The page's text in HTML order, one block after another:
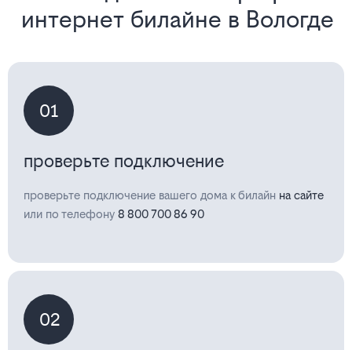
интернет билайне в Вологде
01
проверьте подключение
проверьте подключение вашего дома к билайн на сайте
или по телефону 8 800 700 86 90
02